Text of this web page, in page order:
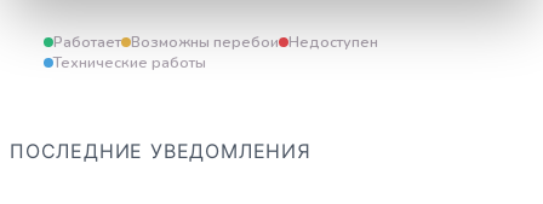
Работает Возможны перебои Недоступен
Технические работы
ПОСЛЕДНИЕ УВЕДОМЛЕНИЯ